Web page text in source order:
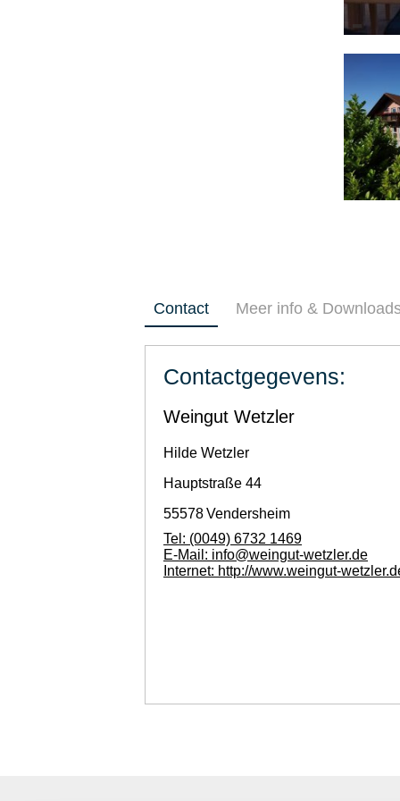
Contact Meer info &
Contactgegevens:
Weingut Wetzler
Hilde Wetzler
Hauptstraße 44
55578Vendersheim
Tel: (0049) 6732 1469
E-Mail: info@weingut-wetzler.de
Internet: http://www.weingut-